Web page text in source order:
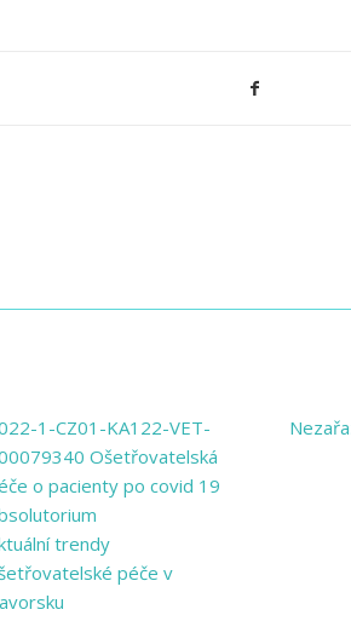
1-CZ01-KA122-VET-
Ošetřovatelská
o pacienty po covid 19
trendy
péče v